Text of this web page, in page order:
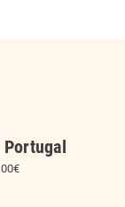
Portugal